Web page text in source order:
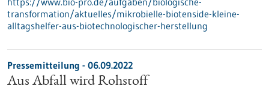
transformation/aktuelles/mikrobielle-biotenside-kleine-
alltagshelfer-aus-biotechnologischer-herstellung
Pressemitteilung - 06.09.2022
Aus Abfall wird Rohstoff